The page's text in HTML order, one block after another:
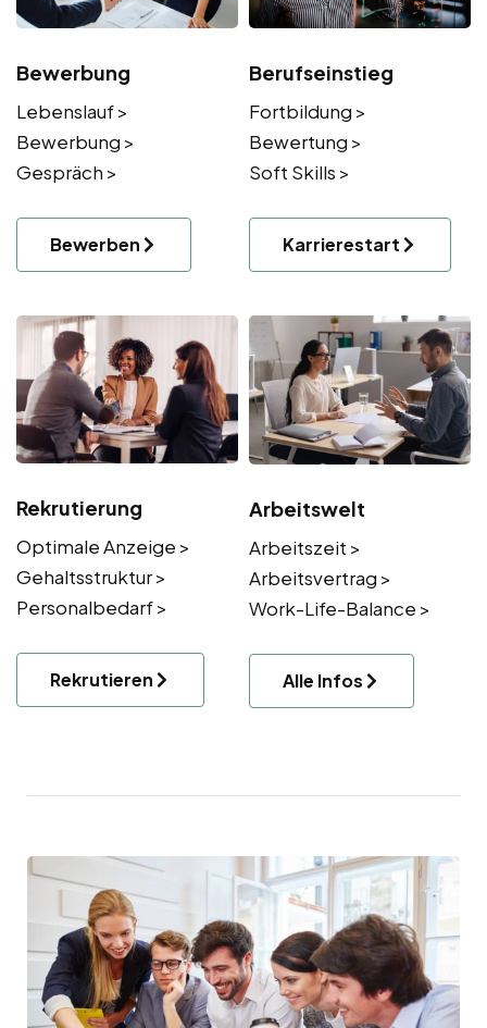
Bewerbung
Lebenslauf >
Bewerbung >
Gespräch >
Bewerben
Berufseinstieg
Fortbildung >
Bewertung >
Soft Skills >
Karrierestart
Rekrutierung
Optimale Anzeige >
Gehaltsstruktur >
Personalbedarf >
Rekrutieren
Arbeitswelt
Arbeitszeit >
Arbeitsvertrag >
Work-Life-Balance >
Alle Infos